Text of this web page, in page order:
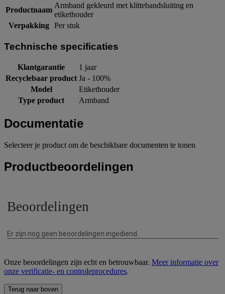
Productnaam
Armband gekleurd met klittebandsluiting en
etikethouder
Verpakking Per stuk
Technische specificaties
Klantgarantie
1 jaar
Recyclebaar product Ja - 100%
Model
Etikethouder
Type product
Armband
Documentatie
Selecteer je product om de beschikbare documenten te tonen
Productbeoordelingen
Onze beoordelingen zijn echt en betrouwbaar. Meer informatie over
onze verificatie- en controleprocedures.
Terug naar boven